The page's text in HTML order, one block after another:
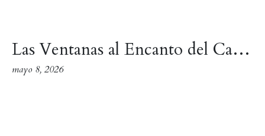
Las Ventanas al Encanto del Cantábrico
mayo 8, 2026